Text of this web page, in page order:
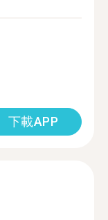
下載APP